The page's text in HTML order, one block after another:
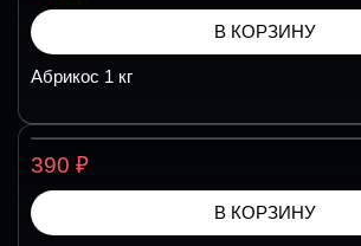
В КОРЗИНУ
Абрикос 1 кг
390 ₽
В КОРЗИНУ